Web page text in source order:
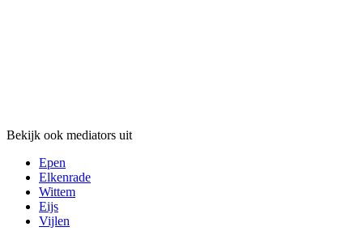
Bekijk ook mediators uit
Epen
Elkenrade
Wittem
Eijs
Vijlen